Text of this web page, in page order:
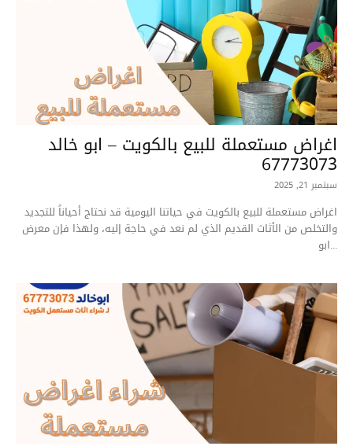
اغراض مستعملة للبيع بالكويت – ابو خالد
67773073
سبتمبر 21, 2025
اغراض مستعملة للبيع بالكويت في حياتنا اليومية قد نحتاج أحياناً للتجديد
والتخلص من الأثاث القديم الذي لم نعد في حاجة إليه، ولهذا فإن معرض
ابو...